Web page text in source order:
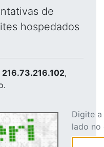
de
hospedados
216.73.216.102,
Digite
lado no